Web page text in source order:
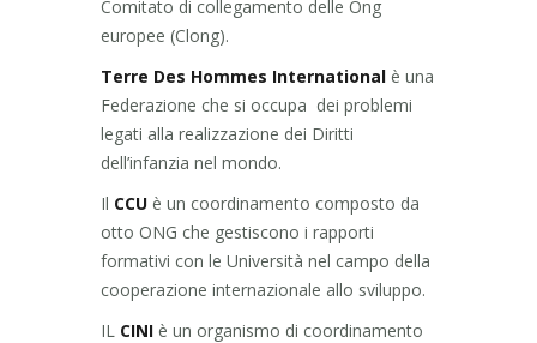
Comitato di collegamento delle Ong
europee (Clong).
Terre Des Hommes International è una
Federazione che si occupa dei problemi
legati alla realizzazione dei Diritti
dell’infanzia nel mondo.
Il CCU è un coordinamento composto da
otto ONG che gestiscono i rapporti
formativi con le Università nel campo della
cooperazione internazionale allo sviluppo.
IL CINI è un organismo di coordinamento